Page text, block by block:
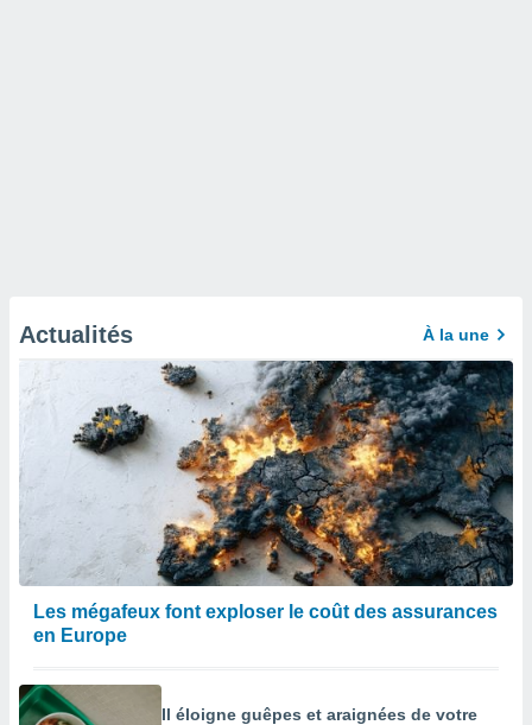
Actualités À la une
Les mégafeux font exploser le coût des assurances
en Europe
Il éloigne guêpes et araignées de votre